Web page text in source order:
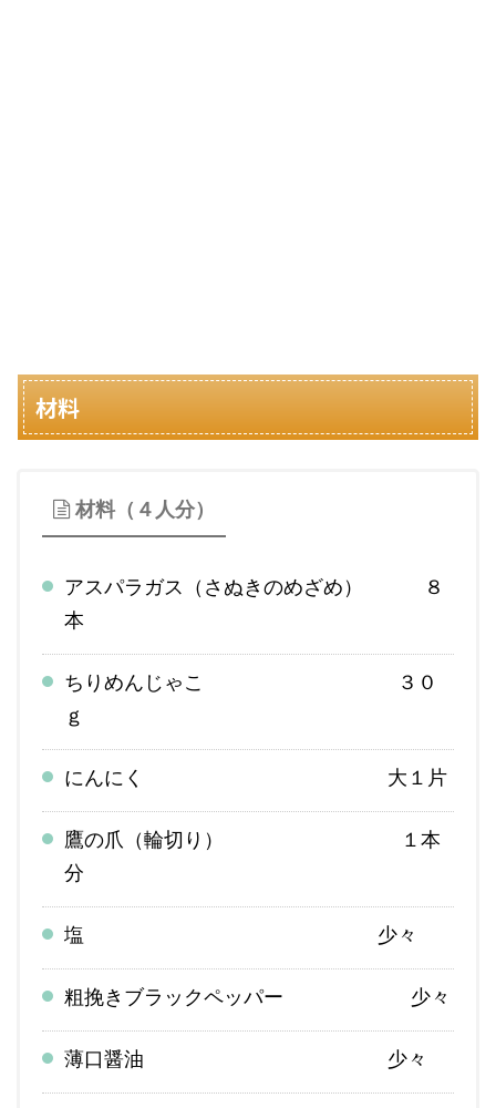
材料
材料（４人分）
アスパラガス（さぬきのめざめ） ８
本
ちりめんじゃこ ３０
ｇ
にんにく 大１片
鷹の爪（輪切り） １本
分
塩 少々
粗挽きブラックペッパー 少々
薄口醤油 少々